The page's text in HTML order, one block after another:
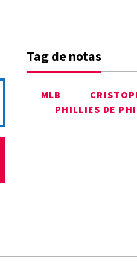
Tag de notas
MLB
PHILLIES DE